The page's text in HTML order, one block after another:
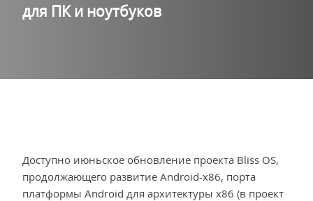
для ПК и ноутбуков
Доступно июньское обновление проекта Bliss OS,
продолжающего развитие Android-x86, порта
платформы Android для архитектуры x86 (в проект